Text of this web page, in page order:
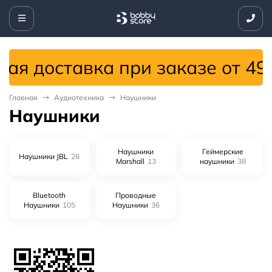
при заказе от 4999
Главная Аудиотехника Наушники
Наушники
Наушники JBL 28
Наушники
Marshall 13
Геймерские
наушники 38
Bluetooth
Наушники 105
Проводные
Наушники 36